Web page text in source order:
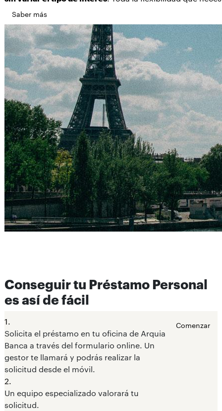
Saber más
Conseguir tu Préstamo Personal
es así de fácil
1.
Solicita el préstamo en tu oficina de Arquia
Banca a través del formulario online. Un
gestor te llamará y podrás realizar la
solicitud desde el móvil.
2.
Un equipo especializado valorará tu
solicitud.
Comenzar